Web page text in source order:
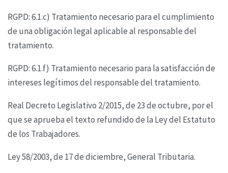
RGPD: 6.1.c) Tratamiento necesario para el cumplimiento
de una obligación legal aplicable al responsable del
tratamiento.
RGPD: 6.1.f) Tratamiento necesario para la satisfacción de
intereses legítimos del responsable del tratamiento.
Real Decreto Legislativo 2/2015, de 23 de octubre, por el
que se aprueba el texto refundido de la Ley del Estatuto
de los Trabajadores.
Ley 58/2003, de 17 de diciembre, General Tributaria.